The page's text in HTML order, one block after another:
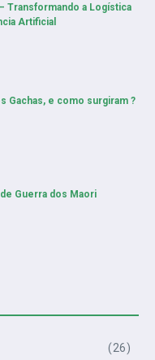
Transformando a Logística
Artificial
Gachas, e como surgiram ?
Guerra dos Maori
(26)